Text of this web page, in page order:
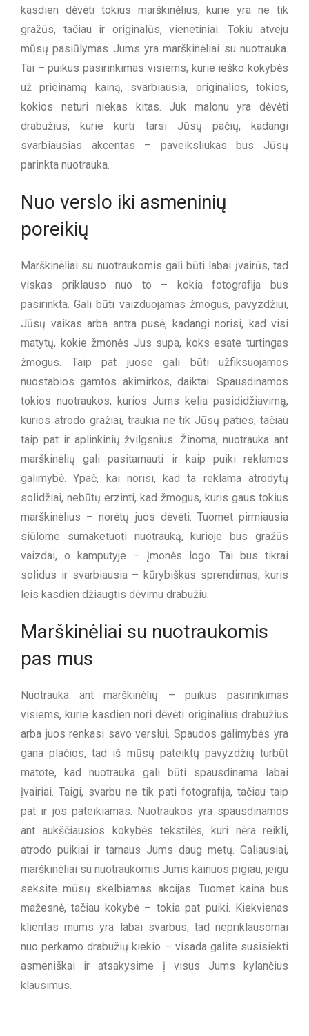
kasdien dėvėti tokius marškinėlius, kurie yra ne tik
gražūs, tačiau ir originalūs, vienetiniai. Tokiu atveju
mūsų pasiūlymas Jums yra marškinėliai su nuotrauka.
Tai – puikus pasirinkimas visiems, kurie ieško kokybės
už prieinamą kainą, svarbiausia, originalios, tokios,
kokios neturi niekas kitas. Juk malonu yra dėvėti
drabužius, kurie kurti tarsi Jūsų pačių, kadangi
svarbiausias akcentas – paveiksliukas bus Jūsų
parinkta nuotrauka.
Nuo verslo iki asmeninių
poreikių
Marškinėliai su nuotraukomis gali būti labai įvairūs, tad
viskas priklauso nuo to – kokia fotografija bus
pasirinkta. Gali būti vaizduojamas žmogus, pavyzdžiui,
Jūsų vaikas arba antra pusė, kadangi norisi, kad visi
matytų, kokie žmonės Jus supa, koks esate turtingas
žmogus. Taip pat juose gali būti užfiksuojamos
nuostabios gamtos akimirkos, daiktai. Spausdinamos
tokios nuotraukos, kurios Jums kelia pasididžiavimą,
kurios atrodo gražiai, traukia ne tik Jūsų paties, tačiau
taip pat ir aplinkinių žvilgsnius. Žinoma, nuotrauka ant
marškinėlių gali pasitarnauti ir kaip puiki reklamos
galimybė. Ypač, kai norisi, kad ta reklama atrodytų
solidžiai, nebūtų erzinti, kad žmogus, kuris gaus tokius
marškinėlius – norėtų juos dėvėti. Tuomet pirmiausia
siūlome sumaketuoti nuotrauką, kurioje bus gražūs
vaizdai, o kamputyje – įmonės logo. Tai bus tikrai
solidus ir svarbiausia – kūrybiškas sprendimas, kuris
leis kasdien džiaugtis dėvimu drabužiu.
Marškinėliai su nuotraukomis
pas mus
Nuotrauka ant marškinėlių – puikus pasirinkimas
visiems, kurie kasdien nori dėvėti originalius drabužius
arba juos renkasi savo verslui. Spaudos galimybės yra
gana plačios, tad iš mūsų pateiktų pavyzdžių turbūt
matote, kad nuotrauka gali būti spausdinama labai
įvairiai. Taigi, svarbu ne tik pati fotografija, tačiau taip
pat ir jos pateikiamas. Nuotraukos yra spausdinamos
ant aukščiausios kokybės tekstilės, kuri nėra reikli,
atrodo puikiai ir tarnaus Jums daug metų. Galiausiai,
marškinėliai su nuotraukomis Jums kainuos pigiau, jeigu
seksite mūsų skelbiamas akcijas. Tuomet kaina bus
mažesnė, tačiau kokybė – tokia pat puiki. Kiekvienas
klientas mums yra labai svarbus, tad nepriklausomai
nuo perkamo drabužių kiekio – visada galite susisiekti
asmeniškai ir atsakysime į visus Jums kylančius
klausimus.